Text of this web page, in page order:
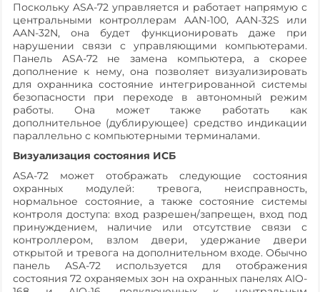
Поскольку ASA-72 управляется и работает напрямую с
центральными контроллерам AAN-100, AAN-32S или
AAN-32N, она будет функционировать даже при
нарушении связи с управляющими компьютерами.
Панель ASA-72 не замена компьютера, а скорее
дополнение к нему, она позволяет визуализировать
для охранника состояние интегрированной системы
безопасности при переходе в автономный режим
работы. Она может также работать как
дополнительное (дублирующее) средство индикации
параллельно с компьютерными терминалами.
Визуализация состояния ИСБ
ASA-72 может отображать следующие состояния
охранных модулей: тревога, неисправность,
нормальное состояние, а также состояние системы
контроля доступа: вход разрешен/запрещен, вход под
принуждением, наличие или отсутствие связи с
контроллером, взлом двери, удержание двери
открытой и тревога на дополнительном входе. Обычно
панель ASA-72 используется для отображения
состояния 72 охраняемых зон на охранных панелях AIO-